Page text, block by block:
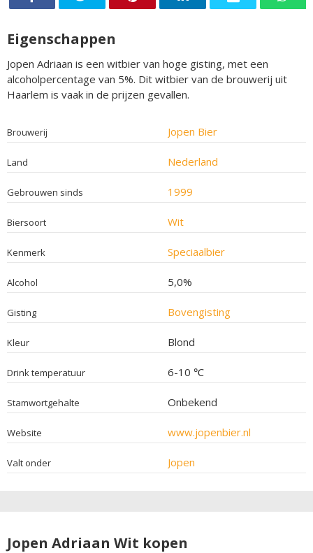
Eigenschappen
Jopen Adriaan is een witbier van hoge gisting, met een
alcoholpercentage van 5%. Dit witbier van de brouwerij uit
Haarlem is vaak in de prijzen gevallen.
Brouwerij Jopen Bier
Land Nederland
Gebrouwen sinds 1999
Biersoort Wit
Kenmerk Speciaalbier
Alcohol 5,0%
Gisting Bovengisting
Kleur Blond
Drink temperatuur 6-10 ℃
Stamwortgehalte Onbekend
Website www.jopenbier.nl
Valt onder Jopen
Jopen Adriaan Wit kopen